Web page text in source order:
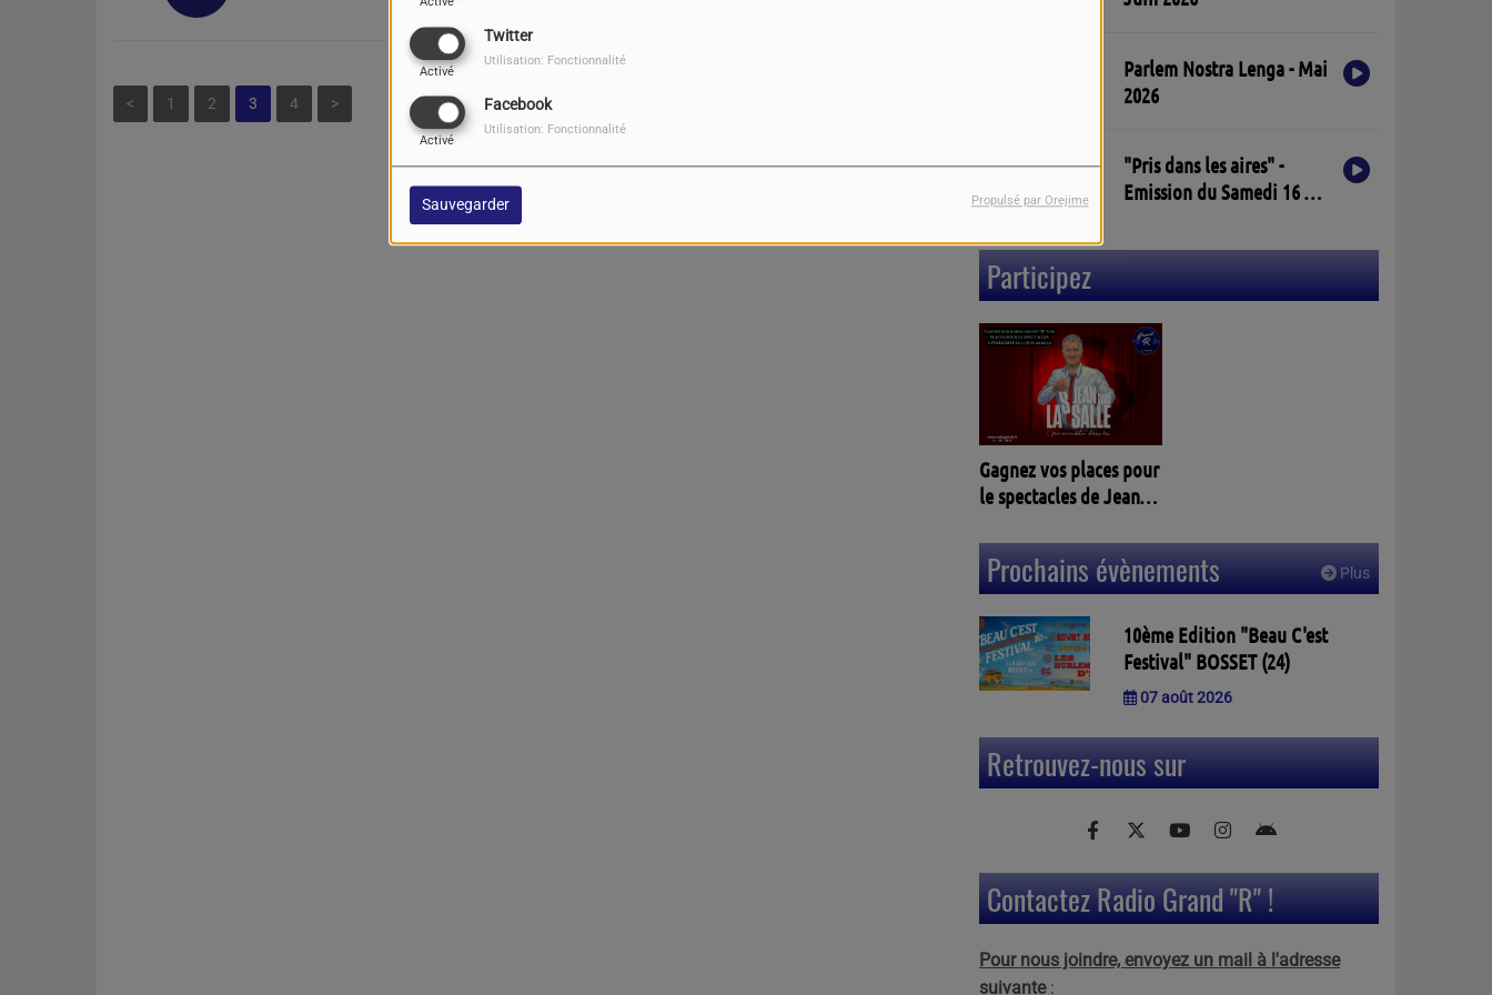
Twitter
Activé
Utilisation: Fonctionnalité
Facebook
Activé
Utilisation: Fonctionnalité
Sauvegarder Propulsé par Orejime
< 1 2 3 4 >
Parlem Nostra Lenga - Mai
2026
"Pris dans les aires" -
Emission du Samedi 16 Mai
Participez
Gagnez vos places pour
le spectacles de Jean
(33)
Plus
Prochains évènements
10ème Edition "Beau C'est
Festival" BOSSET (24)
07 août 2026
Retrouvez-nous sur
Contactez Radio Grand "R" !
Pour nous joindre, envoyez un mail à l'adresse
suivante: